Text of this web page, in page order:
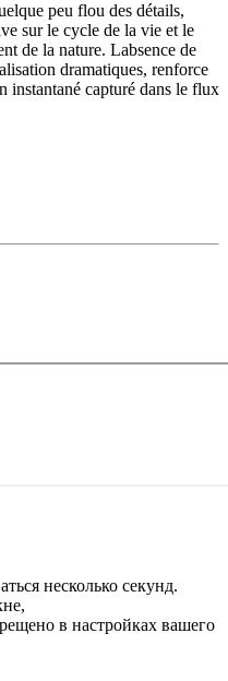
peu flou des détails,
sur le cycle de la vie et le
de la nature. Labsence de
dramatiques, renforce
instantané capturé dans le flux
несколько секунд.
в настройках вашего